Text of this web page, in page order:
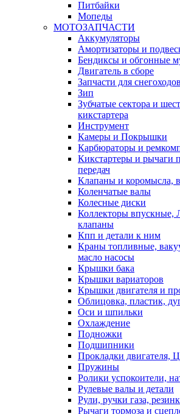
Питбайки
Мопеды
МОТОЗАПЧАСТИ
Аккумуляторы
Амортизаторы и
Бендиксы и обгонные
Двигатель в сборе
Запчасти для снегоходов
Зип
Зубчатые сектора и
кикстартера
Инструмент
Камеры и Покрышки
Карбюраторы и
Кикстартеры и рычаги
передач
Клапаны и коромысла,
Коленчатые валы
Колесные диски
Коллекторы впускные,
клапаны
Кпп и детали к ним
Краны топливные,
масло насосы
Крышки бака
Крышки вариаторов
Крышки двигателя и
Облицовка, пластик,
Оси и шпильки
Охлаждение
Подножки
Подшипники
Прокладки двигателя,
Пружины
Ролики успокоители,
Рулевые валы и детали
Рули, ручки газа,
Рычаги тормоза и